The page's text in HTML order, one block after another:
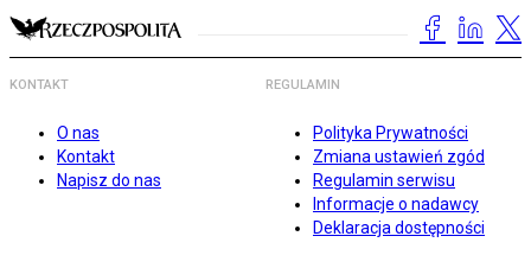
KONTAKT
O nas
Kontakt
Napisz do nas
REGULAMIN
Polityka Prywatności
Zmiana ustawień zgód
Regulamin serwisu
Informacje o nadawcy
Deklaracja dostępności